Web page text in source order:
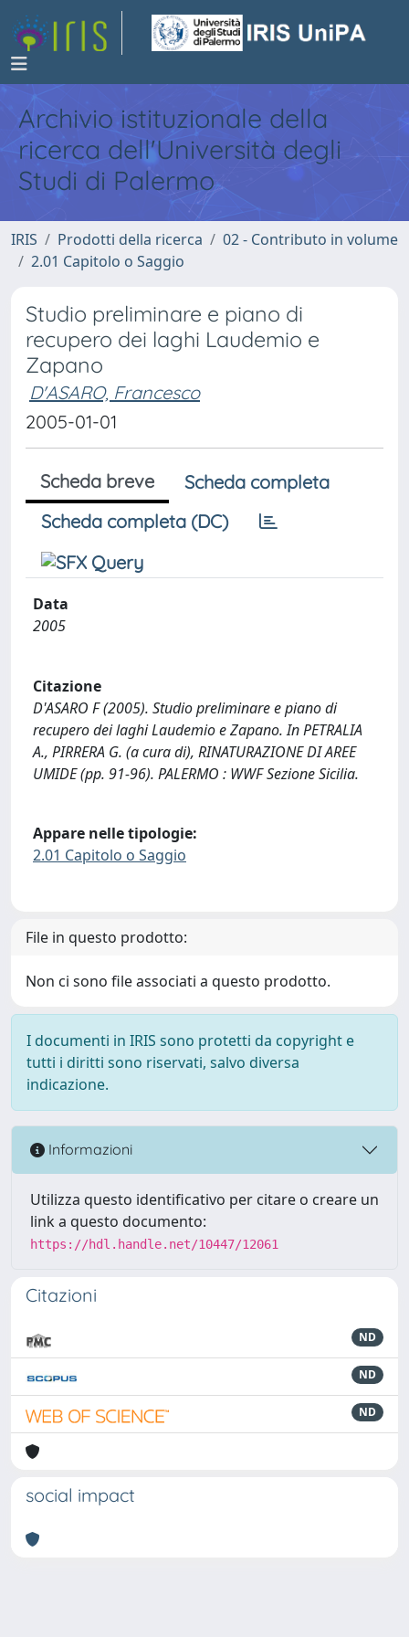
Archivio istituzionale della
ricerca dell'Università degli
Studi di Palermo
IRIS Prodotti della ricerca
02 - Contributo in volume
2.01 Capitolo o Saggio
Studio preliminare e piano di
recupero dei laghi Laudemio e
Zapano
D'ASARO, Francesco
2005-01-01
Scheda breve
Scheda completa
Scheda completa (DC)
Data
2005
Citazione
D'ASARO F (2005). Studio preliminare e piano di
recupero dei laghi Laudemio e Zapano. In PETRALIA
A., PIRRERA G. (a cura di), RINATURAZIONE DI AREE
UMIDE (pp. 91-96). PALERMO : WWF Sezione Sicilia.
Appare nelle tipologie:
2.01 Capitolo o Saggio
File in questo prodotto:
Non ci sono file associati a questo prodotto.
I documenti in IRIS sono protetti da copyright e
tutti i diritti sono riservati, salvo diversa
indicazione.
Informazioni
Utilizza questo identificativo per citare o creare un
link a questo documento:
https://hdl.handle.net/10447/12061
Citazioni
ND
ND
ND
social impact